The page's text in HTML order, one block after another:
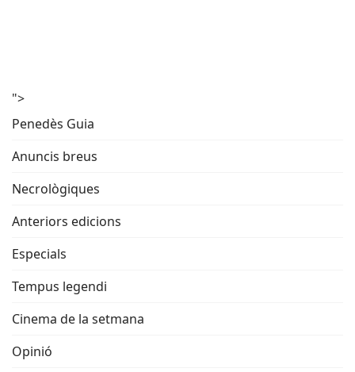
">
Penedès Guia
Anuncis breus
Necrològiques
Anteriors edicions
Especials
Tempus legendi
Cinema de la setmana
Opinió